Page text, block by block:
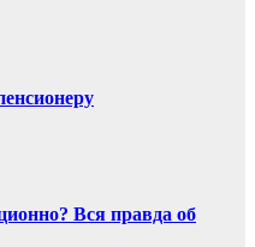
Вся правда об